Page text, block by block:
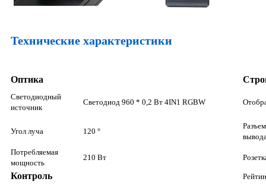
Технические характеристики
Оптика
Светодиодный
источник
Светодиод 960 * 0,2 Вт 4IN1 RGBW
Угол луча 120 °
Потребляемая
мощность
210 Вт
Контроль